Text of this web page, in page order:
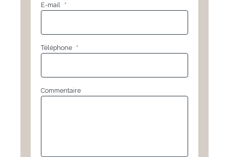
E-mail *
Téléphone *
Commentaire